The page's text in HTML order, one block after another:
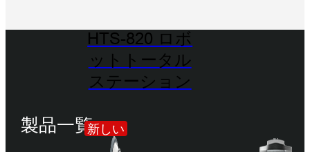
HTS-820 ロボ
ットトータル
ステーション
新しい
製品一覧